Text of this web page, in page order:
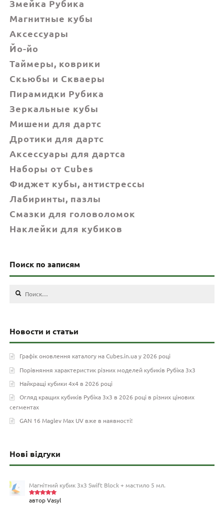
Змейка Рубика
Магнитные кубы
Аксессуары
Йо-йо
Таймеры, коврики
Скьюбы и Скваеры
Пирамидки Рубика
Зеркальные кубы
Мишени для дартс
Дротики для дартс
Аксессуары для дартса
Наборы от Cubes
Фиджет кубы, антистрессы
Лабиринты, пазлы
Смазки для головоломок
Наклейки для кубиков
Поиск по записям
Найти:
Новости и статьи
Графік оновлення каталогу на Cubes.in.ua у 2026 році
Порівняння характеристик різних моделей кубиків Рубіка 3х3
Найкращі кубики 4х4 в 2026 році
Огляд кращих кубиків Рубіка 3х3 в 2026 році в різних цінових
сегментах
GAN 16 Maglev Max UV вже в наявності!
Нові відгуки
Магнітний кубик 3х3 Swift Block + мастило 5 мл.
Оцінено
автор Vasyl